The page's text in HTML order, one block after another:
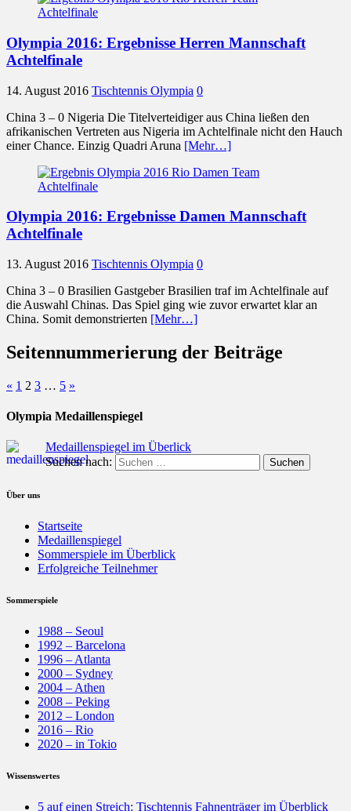
Olympia 2016: Ergebnisse Herren Mannschaft
Achtelfinale
14. August 2016 Tischtennis Olympia 0
China 3 – 0 Nigeria Die Titelverteidiger aus China ließen den
afrikanischen Vertreten aus Nigeria im Achtelfinale nicht den Hauch
einer Chance. Einzig Quadri Aruna [Mehr…]
Olympia 2016: Ergebnisse Damen Mannschaft
Achtelfinale
13. August 2016 Tischtennis Olympia 0
China 3 – 0 Brasilien Gastgeber Brasilien traf im Achtelfinale auf
die Auswahl Chinas. Das Spiel ging wie zuvor erwartet klar an
China. Somit demonstrierten [Mehr…]
Seitennummerierung der Beiträge
« 1 2 3 … 5 »
Olympia Medaillenspiegel
Medaillenspiegel im Überlick
Suchen nach:
Über uns
Startseite
Medaillenspiegel
Sommerspiele im Überblick
Erfolgreiche Teilnehmer
Sommerspiele
1988 – Seoul
1992 – Barcelona
1996 – Atlanta
2000 – Sydney
2004 – Athen
2008 – Peking
2012 – London
2016 – Rio
2020 – in Tokio
Wissenswertes
5 auf einen Streich: Tischtennis Fahnenträger im Überblick